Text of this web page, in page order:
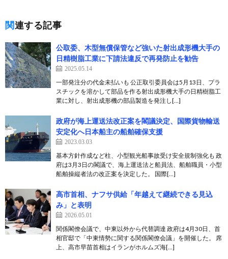
関連する記事
公取委、木型無償保管など強いた射出成形機大手の
日精樹脂工業に下請法違反で再発防止を勧告
2025.05.14
一部発注分の代金未払いも 公正取引委員会は5月13日、プラ
スチックを溶かして部品を作る射出成形機大手の日精樹脂工
業に対し、射出成形機の部品製造を発注し[…]
政府が海上運送法改正案を閣議決定、国際貨物輸送
安定化へ日本船主の船舶確保支援
2023.03.03
基本方針作成など柱、小型観光船事故受け安全規制強化も 政
府は3月3日の閣議で、海上運送法と船員法、船舶職員・小型
船舶操縦者法の改正案を決定した。 国際[…]
高市首相、ナフサ供給「年越えて継続できる見込
み」と表明
2026.05.01
関係閣僚会議で、中東以外から代替調達 政府は4月30日、首
相官邸で「中東情勢に関する関係閣僚会議」を開催した。 席
上、高市早苗首相はイランがホルムズ海[…]